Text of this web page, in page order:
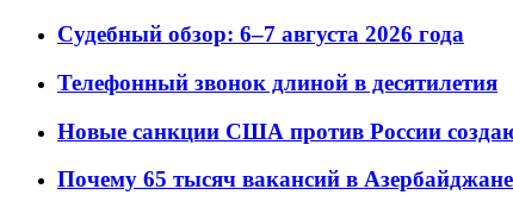
Судебный обзор: 6–7 августа 2026 года
Телефонный звонок длиной в десятилетия
Новые санкции США против России
Почему 65 тысяч вакансий в